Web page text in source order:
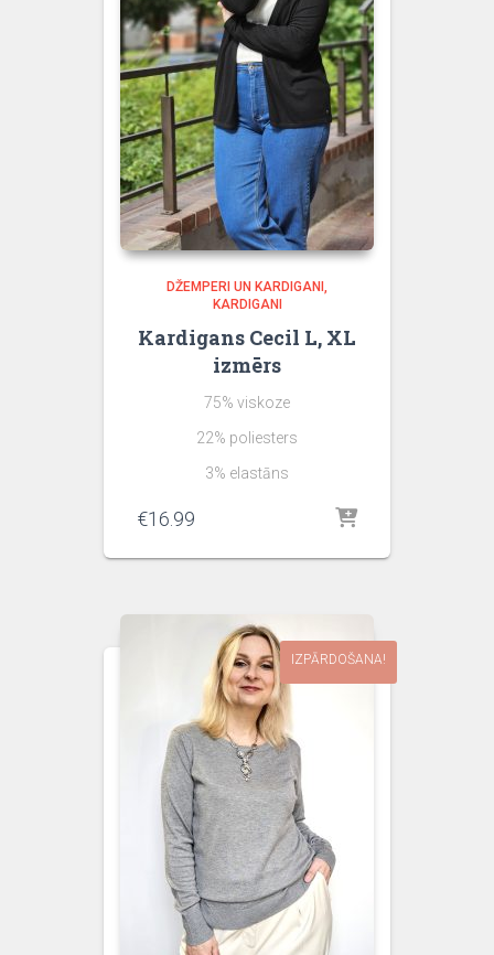
DŽEMPERI UN KARDIGANI
KARDIGANI
Kardigans Cecil L, XL
izmērs
75% viskoze
22% poliesters
3% elastāns
€16.99
IZPĀRDOŠANA!